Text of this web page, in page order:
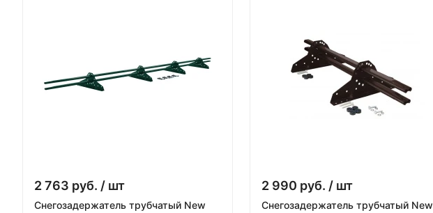
2 763 руб. / шт
Снегозадержатель трубчатый New
2 990 руб. / шт
Снегозадержатель трубчатый New